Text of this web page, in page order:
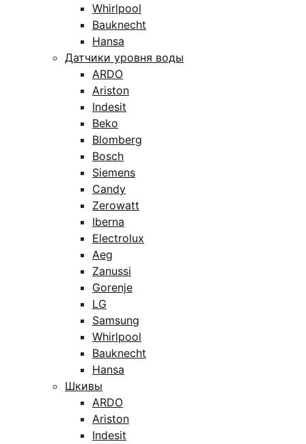
Whirlpool
Bauknecht
Hansa
Датчики уровня воды
ARDO
Ariston
Indesit
Beko
Blomberg
Bosch
Siemens
Candy
Zerowatt
Iberna
Electrolux
Aeg
Zanussi
Gorenje
LG
Samsung
Whirlpool
Bauknecht
Hansa
Шкивы
ARDO
Ariston
Indesit